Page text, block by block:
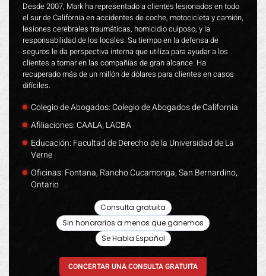
Desde 2007, Mark ha representado a clientes lesionados en todo
el sur de California en accidentes de coche, motocicleta y camión,
lesiones cerebrales traumáticas, homicidio culposo, y la
responsabilidad de los locales. Su tiempo en la defensa de
seguros le da perspectiva interna que utiliza para ayudar a los
clientes a tomar en las compañías de gran alcance. Ha
recuperado más de un millón de dólares para clientes en casos
difíciles.
Colegio de Abogados: Colegio de Abogados de California
Afiliaciones: CAALA, LACBA
Educación: Facultad de Derecho de la Universidad de La
Verne
Oficinas: Fontana, Rancho Cucamonga, San Bernardino,
Ontario
Consulta gratuita
Sin honorarios a menos que ganemos
Se Habla Español
CONCERTAR UNA CONSULTA GRATUITA